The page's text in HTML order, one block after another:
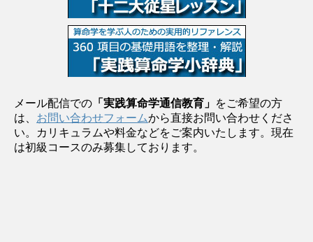
メール配信での 「実践算命学通信教育」 をご希望の方
は、 お問い合わせフォームから直接お問い合わせくださ
い。カリキュラムや料金などをご案内いたします。現在
は初級コースのみ募集しております。